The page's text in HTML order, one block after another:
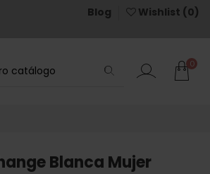
Blog Wishlist (0)
0
Blanca Mujer